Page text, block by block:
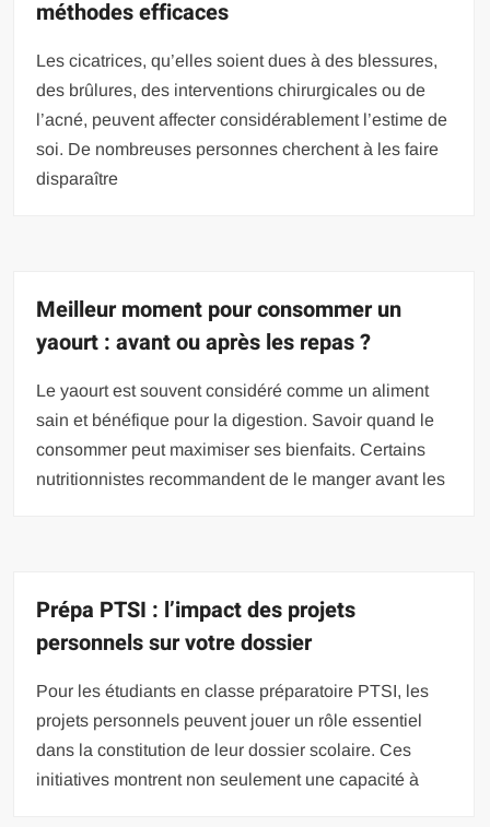
méthodes efficaces
Les cicatrices, qu’elles soient dues à des blessures,
des brûlures, des interventions chirurgicales ou de
l’acné, peuvent affecter considérablement l’estime de
soi. De nombreuses personnes cherchent à les faire
disparaître
Meilleur moment pour consommer un
yaourt : avant ou après les repas ?
Le yaourt est souvent considéré comme un aliment
sain et bénéfique pour la digestion. Savoir quand le
consommer peut maximiser ses bienfaits. Certains
nutritionnistes recommandent de le manger avant les
Prépa PTSI : l’impact des projets
personnels sur votre dossier
Pour les étudiants en classe préparatoire PTSI, les
projets personnels peuvent jouer un rôle essentiel
dans la constitution de leur dossier scolaire. Ces
initiatives montrent non seulement une capacité à